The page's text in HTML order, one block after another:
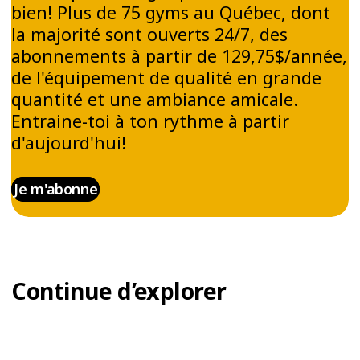
LES BIENFAITS DES
COURS DE ZUMBA® SUR
TA FORME PHYSIQUE
Les séances de Zumba® sont un excellent
exercice cardiovasculaire. En dansant sur des
musiques latines entrainantes, tu améliores ta
n'auras certainement pas l'impression de
t'entraîner!
équilibre grâce à une combinaison d’exercices
bien! Plus de 75 gyms au Québec, dont
la majorité sont ouverts 24/7, des
abonnements à partir de 129,75$/année,
de l'équipement de qualité en grande
quantité et une ambiance amicale.
Entraine-toi à ton rythme à partir
d'aujourd'hui!
Je m'abonne
Continue d’explorer